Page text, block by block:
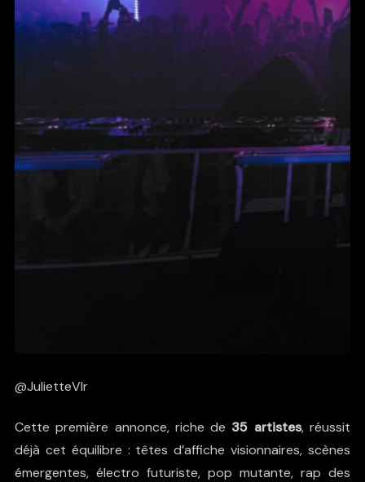
@JulietteVlr
Cette première annonce, riche de 35 artistes, réussit
déjà cet équilibre : têtes d’affiche visionnaires, scènes
émergentes, électro futuriste, pop mutante, rap des